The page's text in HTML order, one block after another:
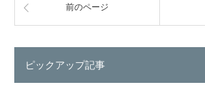
前のページ
ピックアップ記事